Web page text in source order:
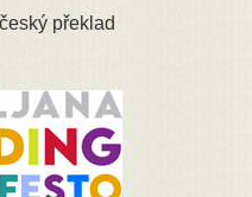
překlad